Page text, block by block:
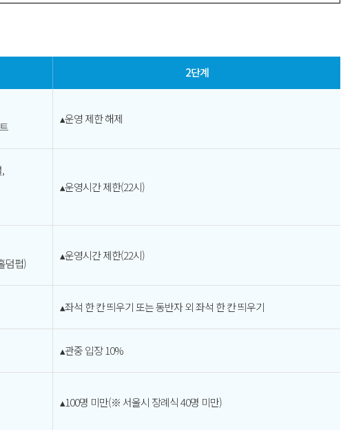
2단계
▴운영 제한 해제
▴운영시간 제한(22시)
덤펍)
▴운영시간 제한(22시)
▴좌석 한 칸 띄우기 또는 동반자 외 좌석 한 칸 띄우기
▴관중 입장 10%
▴100명 미만(※ 서울시 장례식 40명 미만)